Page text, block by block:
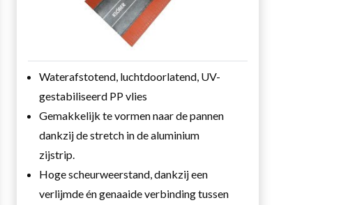
Waterafstotend, luchtdoorlatend, UV-
gestabiliseerd PP vlies
Gemakkelijk te vormen naar de pannen
dankzij de stretch in de aluminium
zijstrip.
Hoge scheurweerstand, dankzij een
verlijmde én genaaide verbinding tussen